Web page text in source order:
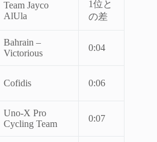
Team Jayco
AlUla
1位と
の差
Bahrain –
Victorious
0:04
Cofidis 0:06
Uno-X Pro
Cycling Team
0:07